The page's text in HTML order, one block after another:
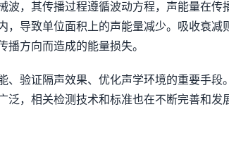
，其传播过程遵循波动方程，声能量在
导致单位面积上的声能量减少。吸收衰
方向而造成的能量损失。
验证隔声效果、优化声学环境的重要手
，相关检测技术和标准也在不断完善和发